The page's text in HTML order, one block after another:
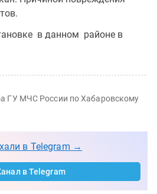
в данном районе в
ГУ МЧС России по Хабаровскому
в Telegram →
в Telegram